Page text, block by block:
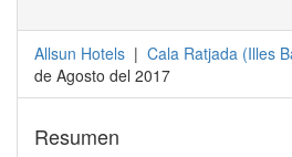
Allsun Hotels | Cala Ratjada (Illes
de Agosto del 2017
Resumen